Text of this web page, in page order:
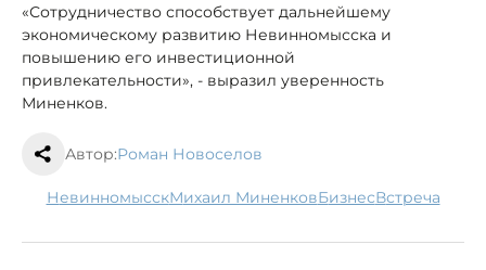
«Сотрудничество способствует дальнейшему
экономическому развитию Невинномысска и
повышению его инвестиционной
привлекательности», - выразил уверенность
Миненков.
Автор:Роман Новоселов
Невинномысск Михаил Миненков бизнес встреча